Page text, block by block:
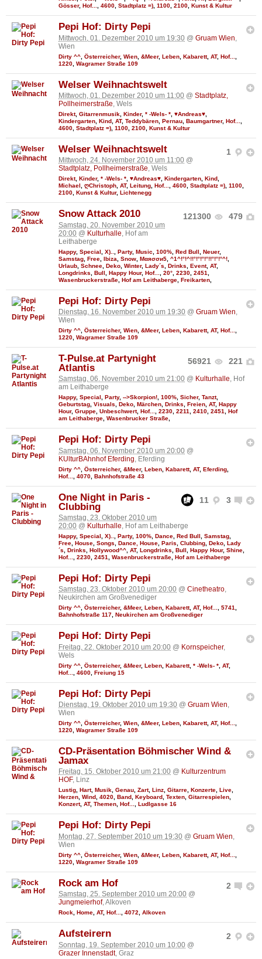
Gösser, Hof... 4600 Stadtplatz =) 1100 2100 Kunst & Kultur
Pepi Hof: Dirty Pepi
Mittwoch, 01. Dezember 2010 um 19:30 @ Gruam Wien
Wien
Dirty ^^ Österreicher, Wien &Meer, Leben Kabarett, AT, Hof...
1220 Wagramer Straße 109
Welser Weihnachtswelt
Mittwoch, 01. Dezember 2010 um 11:00 @ Stadtplatz,
Pollheimerstraße, Wels
Direkt, Gitarrenmusik Kinder, * -Wels- * ♥Andreas♥
Kindergarten Kind AT, Teddybären Pernau Baumgartner, Hof...
4600 Stadtplatz =) 1100 2100 Kunst & Kultur
1
Welser Weihnachtswelt
Mittwoch, 24. November 2010 um 11:00 @
Stadtplatz, Pollheimerstraße, Wels
Direkt, Kinder, * -Wels- *, ♥Andreas♥, Kindergarten, Kind,
Michael, ღChristoph, AT, Leitung, Hof..., 4600, Stadtplatz =), 1100,
2100, Kunst & Kultur, Lichtenegg
121300 479
Snow Attack 2010
Samstag, 20. November 2010 um
20:00 @ Kulturhalle , Hof am
Leithaberge
Happy, Special X).. Party, Music 100% Red Bull Neuer,
Samstag Free Ibiza Snow Мαяσσи5 ^1^!°!^!!°!°!°!°!!°!°!°^!
Urlaub Schnee Deko Winter, Lady´s Drinks Event, AT,
Longdrinks
Bull Happy Hour, Hof... 20° 2230 2451
Wasenbruckerstraße Hof am Leithaberge Freikarten
Pepi Hof: Dirty Pepi
Dienstag, 16. November 2010 um 19:30 @ Gruam Wien,
Wien
Dirty ^^ Österreicher, Wien &Meer, Leben Kabarett, AT, Hof...
1220 Wagramer Straße 109
56921 221
T-Pulse.at Partynight
Atlantis
Samstag, 06. November 2010 um 21:00 @ Kulturhalle, Hof
am Leithaberge
Happy, Special, Party, -->Skorpion!, 100%, Sicher, Tanzt,
Geburtstag, Visuals, Deko, Märchen, Drinks, Freien, AT, Happy
Hour, Gruppe, Unbeschwert, Hof..., 2230, 2211, 2410, 2451, Hof
am Leithaberge, Wasenbrucker Straße,
Pepi Hof: Dirty Pepi
Samstag, 06. November 2010 um 20:00 @
KUlturBAhnhof Eferding , Eferding
Dirty ^^ Österreicher, &Meer, Leben Kabarett, AT, Eferding
Hof...
4070 Bahnhofstraße 43
11 3
One Night in Paris -
Clubbing
Samstag, 23. Oktober 2010 um
20:00 @ Kulturhalle, Hof am Leithaberge
Happy, Special X).. Party, 100% Dance Red Bull Samstag
Free House Songs Dance, House Paris Clubbing Deko Lady
´s
Drinks Hollywood^^ AT, Longdrinks Bull Happy Hour, Shine
Hof...
2230 2451 Wasenbruckerstraße Hof am Leithaberge
Pepi Hof: Dirty Pepi
Samstag, 23. Oktober 2010 um 20:00 @ Cinetheatro,
Neukirchen am Großvenediger
Dirty ^^, Österreicher, &Meer, Leben, Kabarett, AT, Hof..., 5741,
Bahnhofstraße 117, Neukirchen am Großvenediger
Pepi Hof: Dirty Pepi
Freitag, 22. Oktober 2010 um 20:00 @ Kornspeicher,
Wels
Dirty ^^ Österreicher, &Meer, Leben Kabarett, * -Wels- * AT,
Hof...
4600 Freiung 15
Pepi Hof: Dirty Pepi
Dienstag, 19. Oktober 2010 um 19:30 @ Gruam Wien,
Wien
Dirty ^^ Österreicher, Wien &Meer, Leben Kabarett, AT, Hof...
1220 Wagramer Straße 109
CD-Präsentation Böhmischer Wind &
Jamax
Freitag, 15. Oktober 2010 um 21:00 @ Kulturzentrum
HOF, Linz
Lustig, Hart, Musik, Genau, Zart, Linz, Gitarre, Konzerte, Live,
Herzen, Wind, 4020, Band, Keyboard, Texten, Gitarrespielen,
Konzert, AT, Themen, Hof..., Ludlgasse 16
Pepi Hof: Dirty Pepi
Montag, 27. September 2010 um 19:30 @ Gruam Wien,
Wien
Dirty ^^ Österreicher, Wien &Meer, Leben Kabarett, AT, Hof...
1220 Wagramer Straße 109
2
Rock am Hof
Samstag, 25. September 2010 um 20:00 @
Jungmeierhof, Alkoven
Rock Home AT, Hof... 4072 Alkoven
2
Aufsteirern
Sonntag, 19. September 2010 um 10:00 @
Grazer Innenstadt, Graz